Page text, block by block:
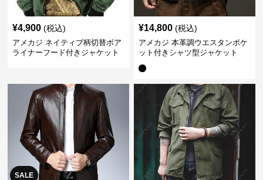
¥4,900 (税込)
アメカジ ネイティブ柄切替ボア
ライナーフード付きジャケット
¥14,800 (税込)
アメカジ 本革調ウエスタンポケ
ット付きシャツ型ジャケット
SALE